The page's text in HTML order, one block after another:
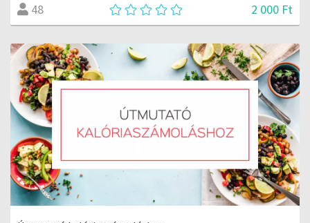
48 2 000 Ft